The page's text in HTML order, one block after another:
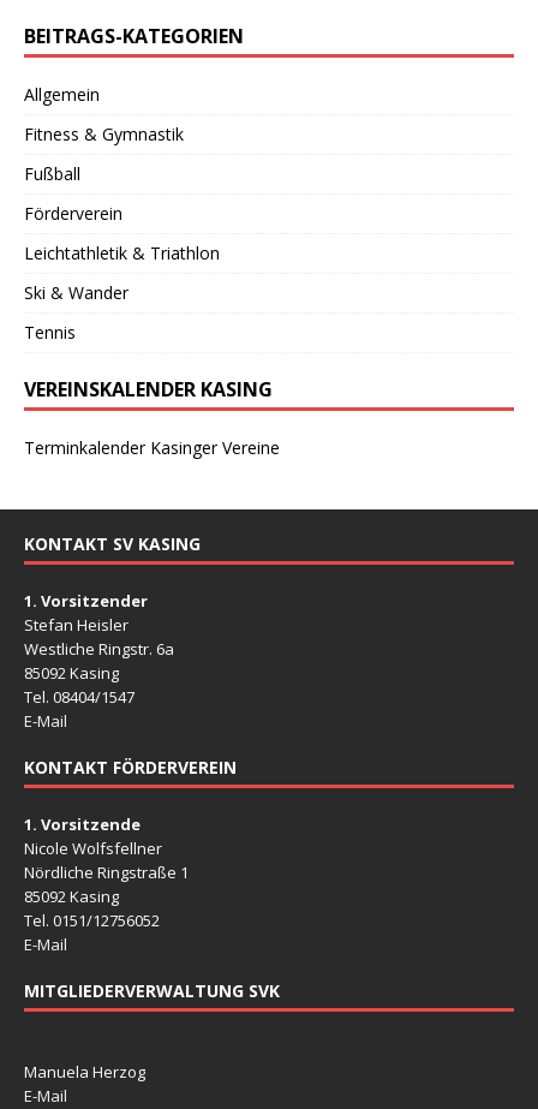
BEITRAGS-KATEGORIEN
Allgemein
Fitness & Gymnastik
Fußball
Förderverein
Leichtathletik & Triathlon
Ski & Wander
Tennis
VEREINSKALENDER KASING
Terminkalender Kasinger Vereine
KONTAKT SV KASING
1. Vorsitzender
Stefan Heisler
Westliche Ringstr. 6a
85092 Kasing
Tel. 08404/1547
E-Mail
KONTAKT FÖRDERVEREIN
1. Vorsitzende
Nicole Wolfsfellner
Nördliche Ringstraße 1
85092 Kasing
Tel. 0151/12756052
E-Mail
MITGLIEDERVERWALTUNG SVK
Manuela Herzog
E-Mail